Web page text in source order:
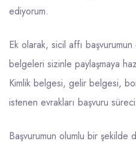
ediyorum.
Ek olarak, sicil affı
belgeleri sizinle paylaşmaya
Kimlik belgesi, gelir belgesi,
istenen evrakları başvuru
Başvurumun olumlu bir şekilde